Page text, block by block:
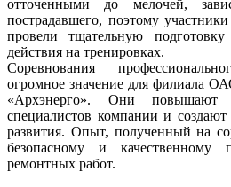
отточенными до мелочей,
пострадавшего, поэтому
провели тщательную
действия на тренировках.
Соревнования
огромное значение для филиала
«Архэнерго». Они повышают
специалистов компании и
развития. Опыт, полученный на
безопасному и качественному
ремонтных работ.